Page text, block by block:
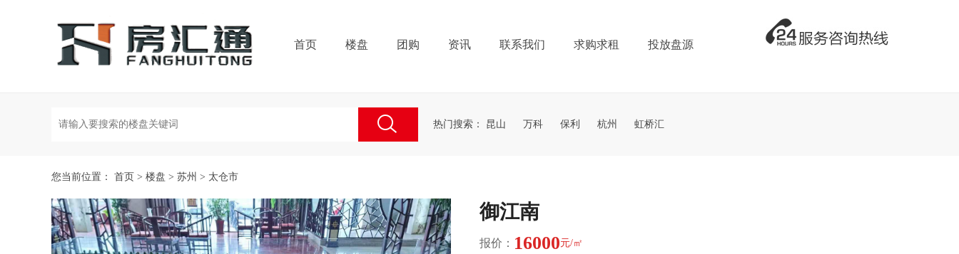
首页 楼盘 团购 资讯 联系我们 求购求租 投放盘源
热门搜索： 昆山 万科 保利 杭州 虹桥汇
您当前位置： 首页 > 楼盘 > 苏州 > 太仓市
御江南
报价： 16000元/㎡